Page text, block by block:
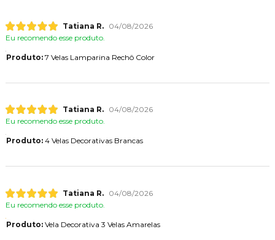
Tatiana R.
04/08/2026
Eu recomendo esse produto.
Produto:7 Velas Lamparina Rechô Color
Tatiana R.
04/08/2026
Eu recomendo esse produto.
Produto:4 Velas Decorativas Brancas
Tatiana R.
04/08/2026
Eu recomendo esse produto.
Produto:Vela Decorativa 3 Velas Amarelas